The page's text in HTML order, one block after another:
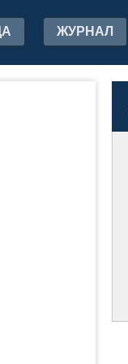
ЖУРНАЛ